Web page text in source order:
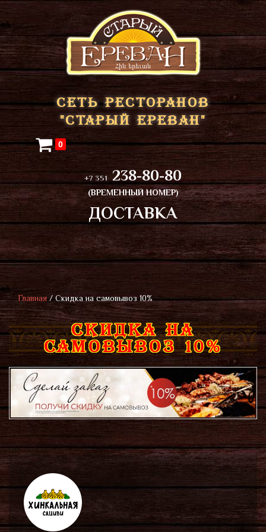
СЕТЬ РЕСТОРАНОВ
"СТАРЫЙ ЕРЕВАН"
0
+7 351 238-80-80
(ВРЕМЕННЫЙ НОМЕР)
ДОСТАВКА
Главная/Скидка на самовывоз 10%
СКИДКА НА
САМОВЫВОЗ 10%